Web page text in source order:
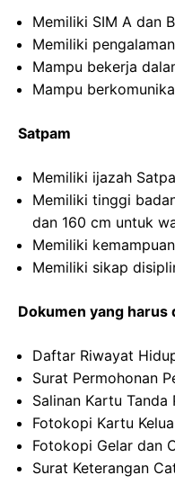
Memiliki SIM A dan
Memiliki
Mampu bekerja
Mampu
Satpam
Memiliki ijazah
Memiliki tinggi
dan 160 cm untuk
Memiliki
Memiliki sikap
Dokumen yang harus
Daftar Riwayat
Surat Permohonan
Salinan Kartu Tanda
Fotokopi Kartu
Fotokopi Gelar dan
Surat Keterangan